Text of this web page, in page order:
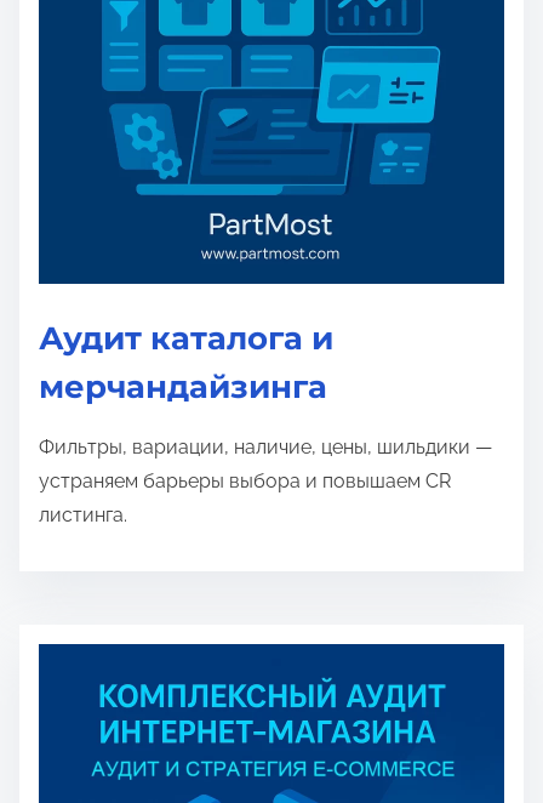
Аудит каталога и
мерчандайзинга
Фильтры, вариации, наличие, цены, шильдики —
устраняем барьеры выбора и повышаем CR
листинга.